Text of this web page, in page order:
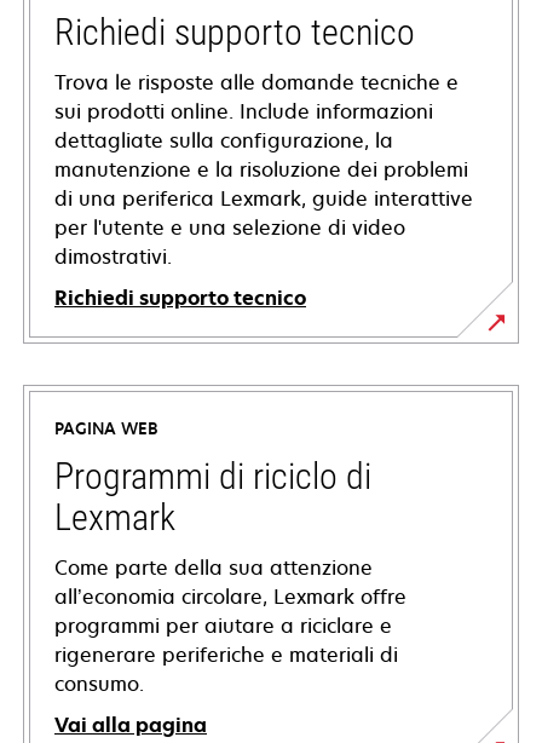
Richiedi supporto tecnico
Trova le risposte alle domande tecniche e
sui prodotti online. Include informazioni
dettagliate sulla configurazione, la
manutenzione e la risoluzione dei problemi
di una periferica Lexmark, guide interattive
per l'utente e una selezione di video
dimostrativi.
Richiedi supporto tecnico
si
apre
una
nuova
scheda
PAGINA WEB
Programmi di riciclo di
Lexmark
Come parte della sua attenzione
all’economia circolare, Lexmark offre
programmi per aiutare a riciclare e
rigenerare periferiche e materiali di
consumo.
Vai alla pagina